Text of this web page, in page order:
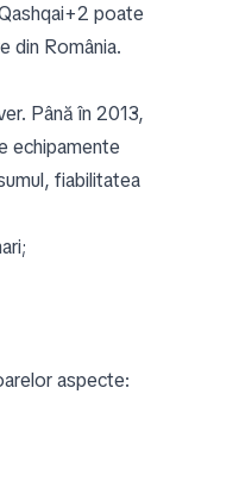
poate
din România.
Până în 2013,
echipamente
fiabilitatea
aspecte: